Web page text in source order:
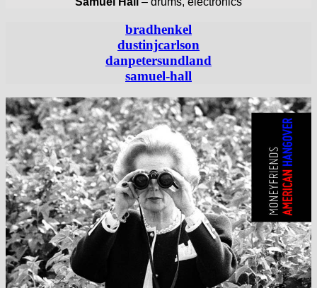
bradhenkel
dustinjcarlson
danpetersundland
samuel-hall